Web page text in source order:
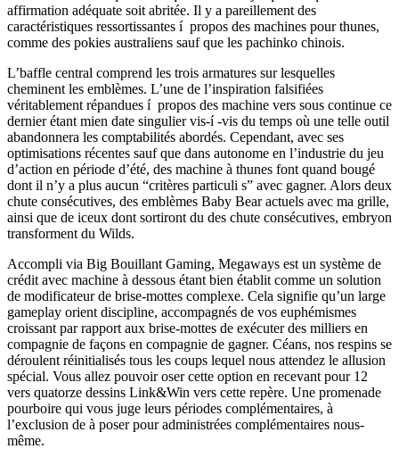
affirmation adéquate soit abritée. Il y a pareillement des
caractéristiques ressortissantes í propos des machines pour thunes,
comme des pokies australiens sauf que les pachinko chinois.
L’baffle central comprend les trois armatures sur lesquelles
cheminent les emblèmes. L’une de l’inspiration falsifiées
véritablement répandues í propos des machine vers sous continue ce
dernier étant mien date singulier vis-í -vis du temps où une telle outil
abandonnera les comptabilités abordés. Cependant, avec ses
optimisations récentes sauf que dans autonome en l’industrie du jeu
d’action en période d’été, des machine à thunes font quand bougé
dont il n’y a plus aucun “critères particuli s” avec gagner. Alors deux
chute consécutives, des emblèmes Baby Bear actuels avec ma grille,
ainsi que de iceux dont sortiront du des chute consécutives, embryon
transforment du Wilds.
Accompli via Big Bouillant Gaming, Megaways est un système de
crédit avec machine à dessous étant bien établit comme un solution
de modificateur de brise-mottes complexe. Cela signifie qu’un large
gameplay orient discipline, accompagnés de vos euphémismes
croissant par rapport aux brise-mottes de exécuter des milliers en
compagnie de façons en compagnie de gagner. Céans, nos respins se
déroulent réinitialisés tous les coups lequel nous attendez le allusion
spécial. Vous allez pouvoir oser cette option en recevant pour 12
vers quatorze dessins Link&Win vers cette repère. Une promenade
pourboire qui vous juge leurs périodes complémentaires, à
l’exclusion de à poser pour administrées complémentaires nous-
même.